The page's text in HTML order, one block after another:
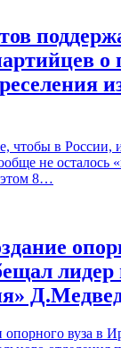
о
чтобы в России,
не осталось
8…
лидер
вуза в